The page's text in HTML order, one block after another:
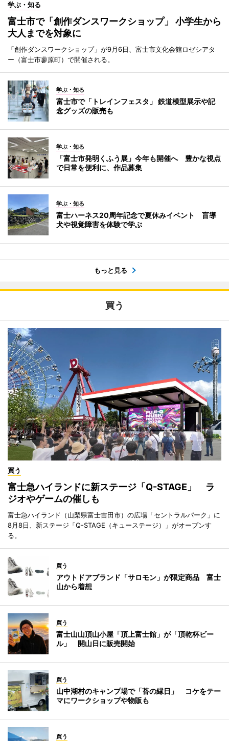
学ぶ・知る
富士市で「創作ダンスワークショップ」 小学生から
大人までを対象に
「創作ダンスワークショップ」が9月6日、富士市文化会館ロゼシアタ
ー（富士市蓼原町）で開催される。
学ぶ・知る
富士市で「トレインフェスタ」 鉄道模型展示や記
念グッズの販売も
学ぶ・知る
「富士市発明くふう展」今年も開催へ 豊かな視点
で日常を便利に、作品募集
学ぶ・知る
富士ハーネス20周年記念で夏休みイベント 盲導
犬や視覚障害を体験で学ぶ
もっと見る
買う
買う
富士急ハイランドに新ステージ「Q-STAGE」 ラ
ジオやゲームの催しも
富士急ハイランド（山梨県富士吉田市）の広場「セントラルパーク」に
8月8日、新ステージ「Q-STAGE（キューステージ）」がオープンす
る。
買う
アウトドアブランド「サロモン」が限定商品 富士
山から着想
買う
富士山山頂山小屋「頂上富士館」が「頂乾杯ビー
ル」 開山日に販売開始
買う
山中湖村のキャンプ場で「苔の縁日」 コケをテー
マにワークショップや物販も
買う